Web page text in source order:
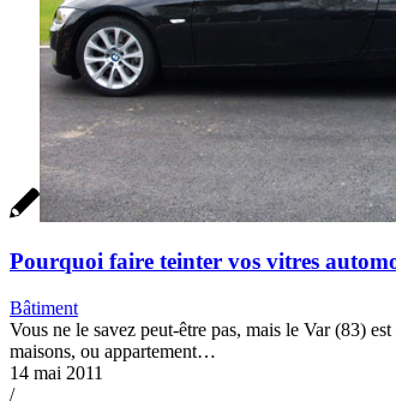
Pourquoi faire teinter vos vitres
Bâtiment
Vous ne le savez peut-être pas, mais le Var (83)
maisons, ou appartement…
14 mai 2011
/